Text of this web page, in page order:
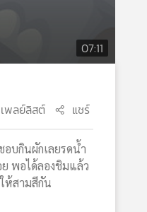
07:11
พลย์ลิสต์ แชร์
บกินผักเลยรดน้ำ
ย พอได้ลองชิมแล้ว
ห้สามสีกัน